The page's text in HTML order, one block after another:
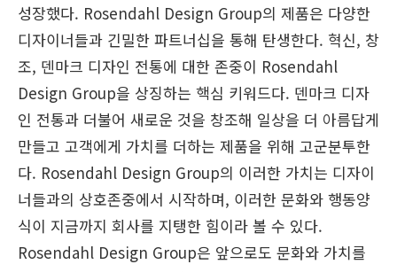
성장했다. Rosendahl Design Group의 제품은 다양한
디자이너들과 긴밀한 파트너십을 통해 탄생한다. 혁신, 창
조, 덴마크 디자인 전통에 대한 존중이 Rosendahl
Design Group을 상징하는 핵심 키워드다. 덴마크 디자
인 전통과 더불어 새로운 것을 창조해 일상을 더 아름답게
만들고 고객에게 가치를 더하는 제품을 위해 고군분투한
다. Rosendahl Design Group의 이러한 가치는 디자이
너들과의 상호존중에서 시작하며, 이러한 문화와 행동양
식이 지금까지 회사를 지탱한 힘이라 볼 수 있다.
Rosendahl Design Group은 앞으로도 문화와 가치를